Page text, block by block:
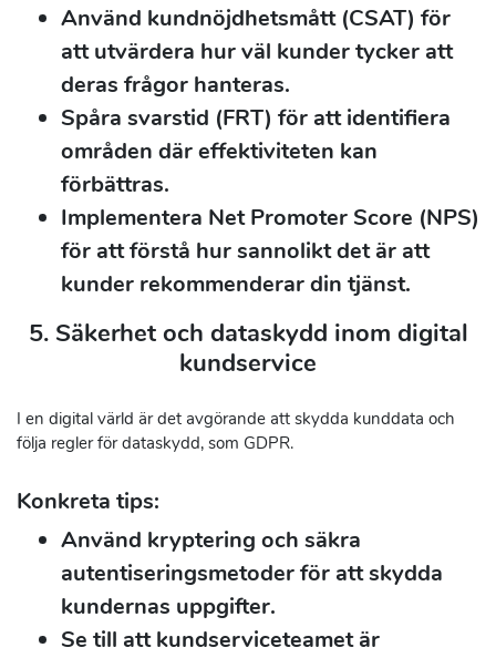
Använd kundnöjdhetsmått (CSAT) för
att utvärdera hur väl kunder tycker att
deras frågor hanteras.
Spåra svarstid (FRT) för att identifiera
områden där effektiviteten kan
förbättras.
Implementera Net Promoter Score (NPS)
för att förstå hur sannolikt det är att
kunder rekommenderar din tjänst.
5. Säkerhet och dataskydd inom digital
kundservice
I en digital värld är det avgörande att skydda kunddata och
följa regler för dataskydd, som GDPR.
Konkreta tips:
Använd kryptering och säkra
autentiseringsmetoder för att skydda
kundernas uppgifter.
Se till att kundserviceteamet är